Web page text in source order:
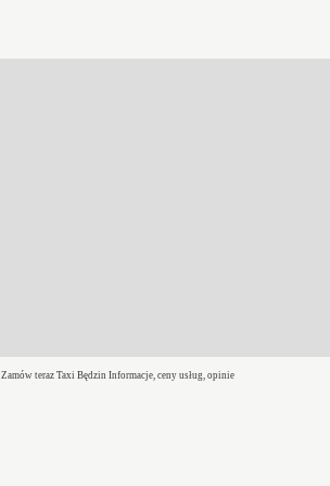
Zamów teraz Taxi Będzin Informacje, ceny usług, opinie